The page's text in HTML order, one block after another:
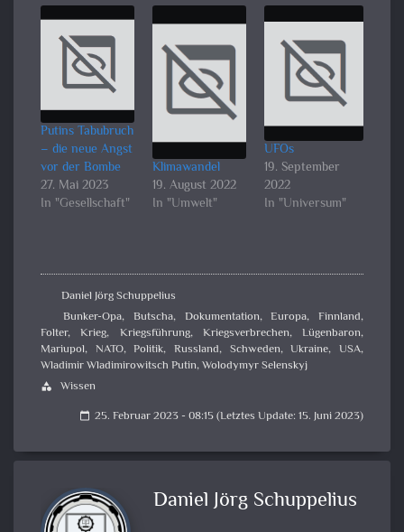
Putins Tabubruch
– die neue Angst
vor der Bombe
27. Mai 2023
In "Gesellschaft"
Klimawandel
19. August 2022
In "Umwelt"
UFOs
19. September
2022
In "Universum"
Daniel Jörg Schuppelius
Bunker-Opa, Butscha, Dokumentation,Europa, Finnland,
Folter,Krieg, Kriegsführung, Kriegsverbrechen, Lügenbaron,
Mariupol, NATO,Politik,Russland, Schweden,Ukraine,USA,
Wladimir Wladimirowitsch Putin,Wolodymyr Selenskyj
category Wissen
calendar_today 25. Februar 2023 - 08:15 (Letztes Update: 15. Juni 2023)
Daniel Jörg Schuppelius